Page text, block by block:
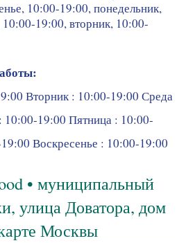
10:00-19:00, понедельник,
19:00, вторник, 10:00-
Вторник : 10:00-19:00 Среда
10:00-19:00 Пятница : 10:00-
Воскресенье : 10:00-19:00
• муниципальный
улица Доватора, дом
Москвы